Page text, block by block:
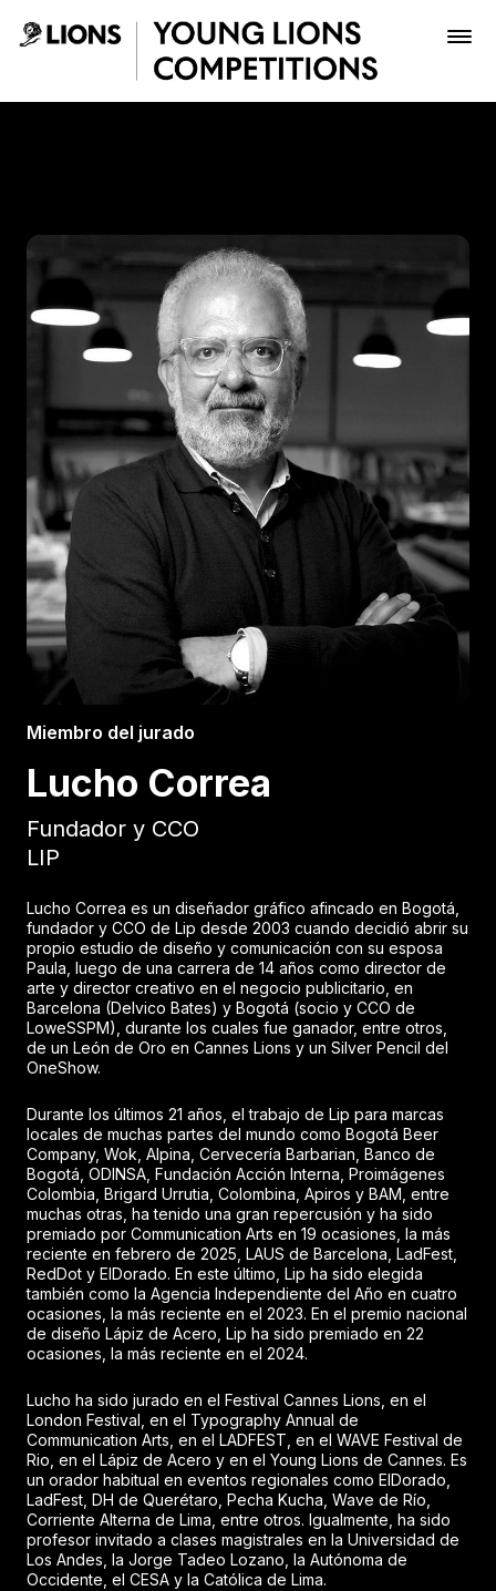
Saltar al contenido principal
Inscribir
Boletería
Miembro del jurado
Lucho Correa
Fundador y CCO
LIP
Lucho Correa es un diseñador gráfico afincado en Bogotá,
fundador y CCO de Lip desde 2003 cuando decidió abrir su
propio estudio de diseño y comunicación con su esposa
Paula, luego de una carrera de 14 años como director de
arte y director creativo en el negocio publicitario, en
Barcelona (Delvico Bates) y Bogotá (socio y CCO de
LoweSSPM), durante los cuales fue ganador, entre otros,
de un León de Oro en Cannes Lions y un Silver Pencil del
OneShow.
Durante los últimos 21 años, el trabajo de Lip para marcas
locales de muchas partes del mundo como Bogotá Beer
Company, Wok, Alpina, Cervecería Barbarian, Banco de
Bogotá, ODINSA, Fundación Acción Interna, Proimágenes
Colombia, Brigard Urrutia, Colombina, Apiros y BAM, entre
muchas otras, ha tenido una gran repercusión y ha sido
premiado por Communication Arts en 19 ocasiones, la más
reciente en febrero de 2025, LAUS de Barcelona, LadFest,
RedDot y ElDorado. En este último, Lip ha sido elegida
también como la Agencia Independiente del Año en cuatro
ocasiones, la más reciente en el 2023. En el premio nacional
de diseño Lápiz de Acero, Lip ha sido premiado en 22
ocasiones, la más reciente en el 2024.
Lucho ha sido jurado en el Festival Cannes Lions, en el
London Festival, en el Typography Annual de
Communication Arts, en el LADFEST, en el WAVE Festival de
Rio, en el Lápiz de Acero y en el Young Lions de Cannes. Es
un orador habitual en eventos regionales como ElDorado,
LadFest, DH de Querétaro, Pecha Kucha, Wave de Río,
Corriente Alterna de Lima, entre otros. Igualmente, ha sido
profesor invitado a clases magistrales en la Universidad de
Los Andes, la Jorge Tadeo Lozano, la Autónoma de
Occidente, el CESA y la Católica de Lima.